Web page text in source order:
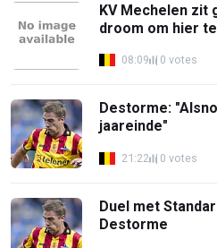
KV Mechelen zit
droom om hier
08:09 0 votes
Destorme:
jaareinde"
21:22 0 votes
Duel met
Destorme